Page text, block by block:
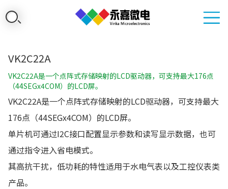
VK2C22A
VK2C22A是一个点阵式存储映射的LCD驱动器，可支持最大176点
（44SEGx4COM）的LCD屏。
VK2C22A是一个点阵式存储映射的LCD驱动器，可支持最大
176点（44SEGx4COM）的LCD屏。
单片机可通过I2C接口配置显示参数和读写显示数据，也可
通过指令进入省电模式。
其高抗干扰，低功耗的特性适用于水电气表以及工控仪表类
产品。